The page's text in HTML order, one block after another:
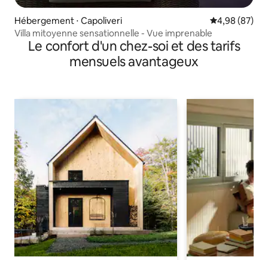
Hébergement ⋅ Capoliveri Évaluation
4,98 (87)
Villa mitoyenne sensationnelle - Vue imprenable
Le confort d'un chez-soi et des tarifs
mensuels avantageux